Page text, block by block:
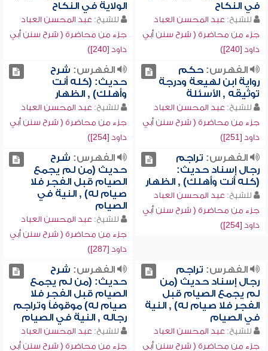
في النكاح
للشيخ: عبد المحسن العباد
جزء من محاضرة ( شرح سنن أبي
داود [240])
الولاية في النكاح
للشيخ: عبد المحسن العباد
جزء من محاضرة ( شرح سنن أبي
داود [240])
الفهرس:حكم
رواية ابن لهيعة ودرجة
توثيقه , الأسئلة
للشيخ: عبد المحسن العباد
جزء من محاضرة ( شرح سنن أبي
داود [251])
الفهرس: شرح
حديث: (كله أنت
وأهلك) , الظهار
للشيخ: عبد المحسن العباد
جزء من محاضرة ( شرح سنن أبي
داود [254])
الفهرس: تراجم
رجال إسناد حديث:
(كله أنت وأهلك) , الظهار
للشيخ: عبد المحسن العباد
جزء من محاضرة ( شرح سنن أبي
داود [254])
الفهرس: شرح
حديث (من لم يجمع
الصيام قبل الفجر فلا
صيام له) , النية في
الصيام
للشيخ: عبد المحسن العباد
جزء من محاضرة ( شرح سنن أبي
داود [287])
الفهرس: تراجم
رجال إسناد حديث (من
لم يجمع الصيام قبل
الفجر فلا صيام له) , النية
في الصيام
للشيخ: عبد المحسن العباد
جزء من محاضرة ( شرح سنن أبي
الفهرس: شرح
حديث: (من لم يجمع
الصيام قبل الفجر فلا
صيام له) موقوفاً وتراجم
رجاله , النية في الصيام
للشيخ: عبد المحسن العباد
جزء من محاضرة ( شرح سنن أبي